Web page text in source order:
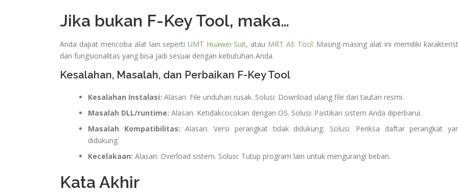
Jika bukan F-Key Tool, maka…
Anda dapat mencoba alat lain sepertiUMT Huawei Suit, atau MRT AE Tool. Masing-masing alat ini memiliki
dan fungsionalitas yang bisa jadi sesuai dengan kebutuhan Anda.
Kesalahan, Masalah, dan Perbaikan F-Key Tool
Kesalahan Instalasi: Alasan: File unduhan rusak. Solusi: Download ulang file dari tautan resmi.
Masalah DLL/runtime: Alasan: Ketidakcocokan dengan OS. Solusi: Pastikan sistem Anda diperbarui.
Masalah Kompatibilitas: Alasan: Versi perangkat tidak didukung. Solusi: Periksa daftar perangkat
didukung.
Kecelakaan: Alasan: Overload sistem. Solusi: Tutup program lain untuk mengurangi beban.
Kata Akhir